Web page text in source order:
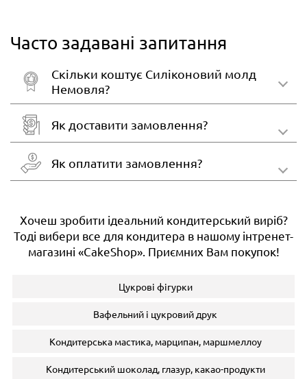
Часто задавані запитання
Скільки коштує Силіконовий молд
Немовля?
Як доставити замовлення?
Як оплатити замовлення?
Хочеш зробити ідеальний кондитерський виріб?
Тоді вибери все для кондитера в нашому інтренет-
магазині «CakeShop». Приємних Вам покупок!
Цукрові фігурки
Вафельний і цукровий друк
Кондитерська мастика, марципан, маршмеллоу
Кондитерський шоколад, глазур, какао-продукти